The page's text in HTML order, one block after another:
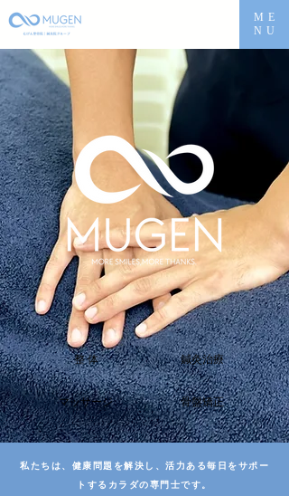
ME
NU
整 体 ​鍼灸治療
マッサージ ​骨盤矯正
私たちは、健康問題を解決し、活力ある毎日をサポー
トするカラダの専門士です。